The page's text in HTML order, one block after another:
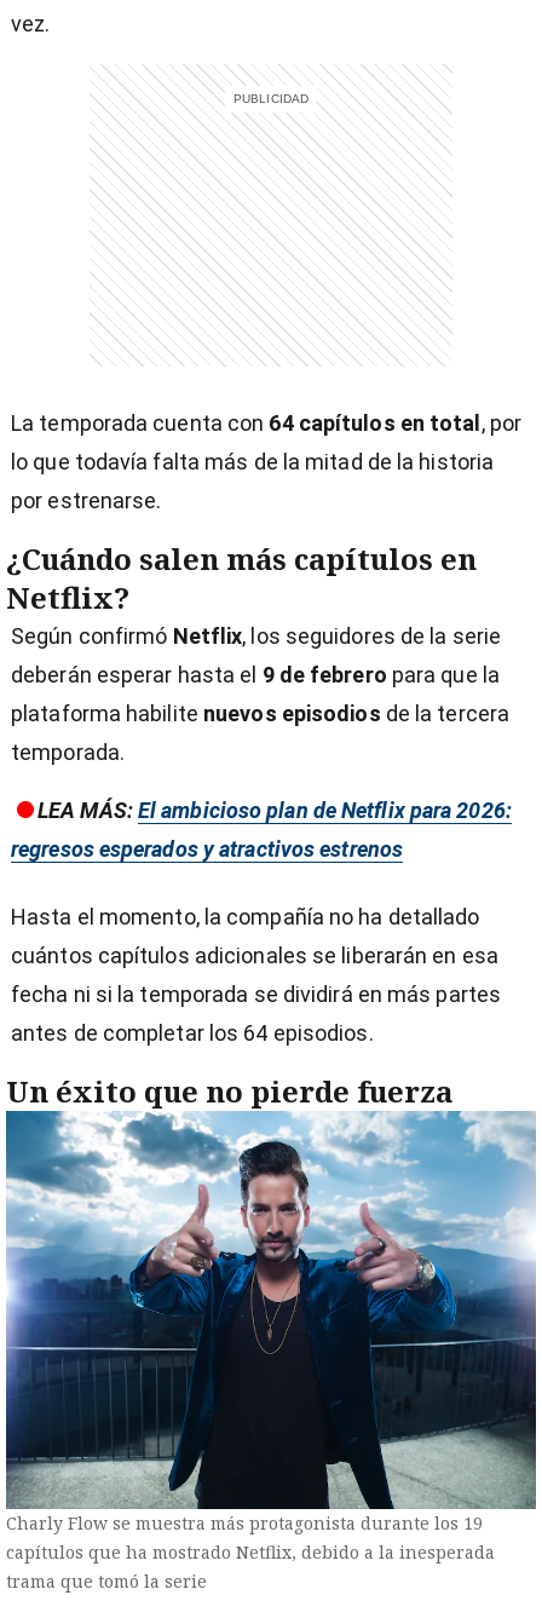
vez.
La temporada cuenta con 64 capítulos en total , por
lo que todavía falta más de la mitad de la historia
por estrenarse.
¿Cuándo salen más capítulos en
Netflix?
Según confirmó Netflix, los seguidores de la serie
deberán esperar hasta el 9 de febrero para que la
plataforma habilite nuevos episodios de la tercera
temporada.
LEA MÁS:El ambicioso plan de Netflix para 2026:
regresos esperados y atractivos estrenos
Hasta el momento, la compañía no ha detallado
cuántos capítulos adicionales se liberarán en esa
fecha ni si la temporada se dividirá en más partes
antes de completar los 64 episodios.
Un éxito que no pierde fuerza
Charly Flow se muestra más protagonista durante los 19
capítulos que ha mostrado Netflix, debido a la inesperada
trama que tomó la serie